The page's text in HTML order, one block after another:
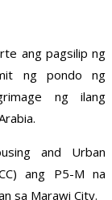
ang pagsilip ng
ng pondo ng
ng ilang
and Urban
ang P5-M na
sa Marawi City.